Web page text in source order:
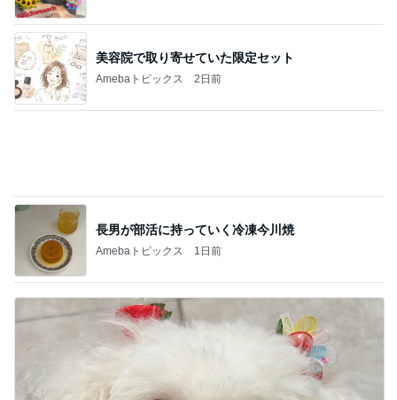
美容院で取り寄せていた限定セット
Amebaトピックス 2日前
長男が部活に持っていく冷凍今川焼
Amebaトピックス 1日前